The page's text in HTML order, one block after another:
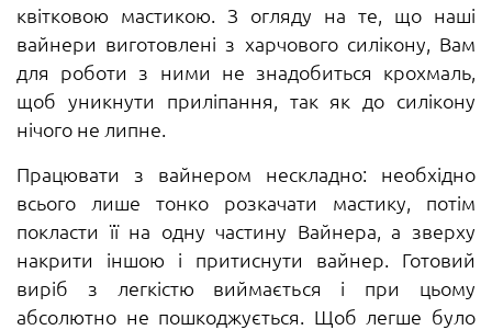
квітковою мастикою. З огляду на те, що наші
вайнери виготовлені з харчового силікону, Вам
для роботи з ними не знадобиться крохмаль,
щоб уникнути приліпання, так як до силікону
нічого не липне.
Працювати з вайнером нескладно: необхідно
всього лише тонко розкачати мастику, потім
покласти її на одну частину Вайнера, а зверху
накрити іншою і притиснути вайнер. Готовий
виріб з легкістю виймається і при цьому
абсолютно не пошкоджується. Щоб легше було